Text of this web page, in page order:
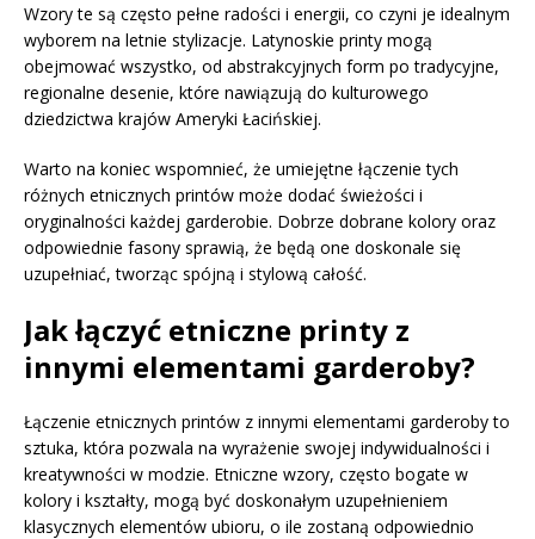
Wzory te są często pełne radości i energii, co czyni je idealnym
wyborem na letnie stylizacje. Latynoskie printy mogą
obejmować wszystko, od abstrakcyjnych form po tradycyjne,
regionalne desenie, które nawiązują do kulturowego
dziedzictwa krajów Ameryki Łacińskiej.
Warto na koniec wspomnieć, że umiejętne łączenie tych
różnych etnicznych printów może dodać świeżości i
oryginalności każdej garderobie. Dobrze dobrane kolory oraz
odpowiednie fasony sprawią, że będą one doskonale się
uzupełniać, tworząc spójną i stylową całość.
Jak łączyć etniczne printy z
innymi elementami garderoby?
Łączenie etnicznych printów z innymi elementami garderoby to
sztuka, która pozwala na wyrażenie swojej indywidualności i
kreatywności w modzie. Etniczne wzory, często bogate w
kolory i kształty, mogą być doskonałym uzupełnieniem
klasycznych elementów ubioru, o ile zostaną odpowiednio